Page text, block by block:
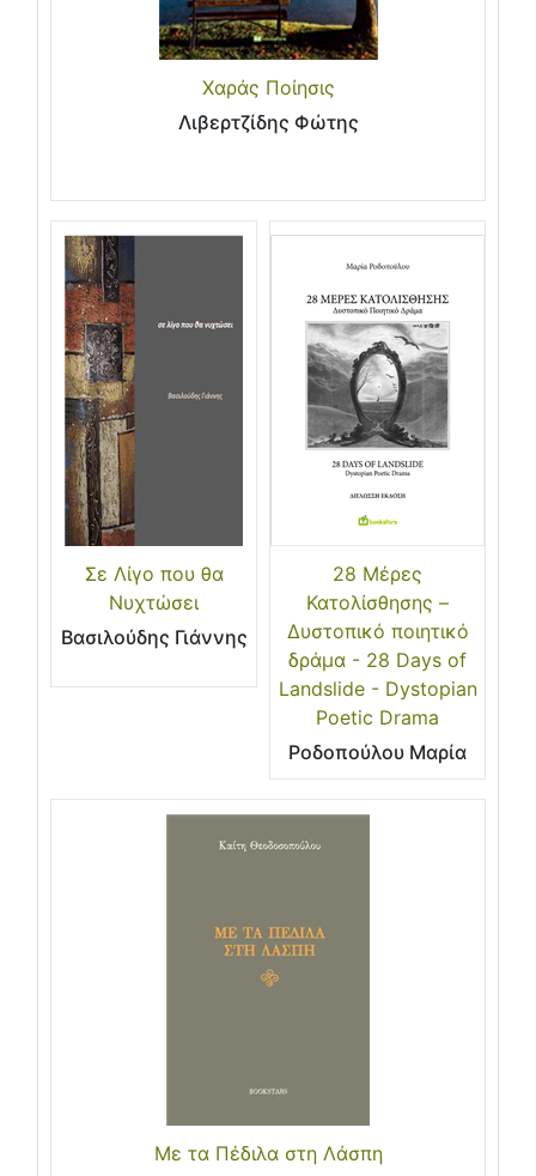
Χαράς Ποίησις
Λιβερτζίδης Φώτης
Σε Λίγο που θα
Νυχτώσει
Βασιλούδης Γιάννης
28 Μέρες
Κατολίσθησης –
Δυστοπικό ποιητικό
δράμα - 28 Days of
Landslide - Dystopian
Poetic Drama
Ροδοπούλου Μαρία
Με τα Πέδιλα στη Λάσπη